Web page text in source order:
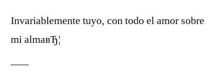
Invariablemente tuyo, con todo el amor sobre
mi almaвЂ¦